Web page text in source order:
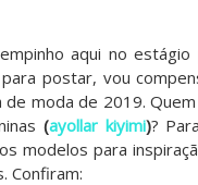
aqui no
postar, vou
moda de 2019.
(ayollar kiyimi)?
modelos para
Confiram: